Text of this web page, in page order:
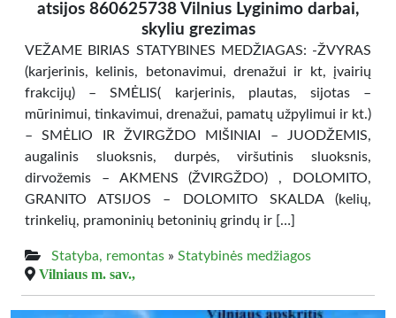
atsijos 860625738 Vilnius Lyginimo darbai,
skyliu grezimas
VEŽAME BIRIAS STATYBINES MEDŽIAGAS: -ŽVYRAS
(karjerinis, kelinis, betonavimui, drenažui ir kt, įvairių
frakcijų) – SMĖLIS( karjerinis, plautas, sijotas –
mūrinimui, tinkavimui, drenažui, pamatų užpylimui ir kt.)
– SMĖLIO IR ŽVIRGŽDO MIŠINIAI – JUODŽEMIS,
augalinis sluoksnis, durpės, viršutinis sluoksnis,
dirvožemis – AKMENS (ŽVIRGŽDO) , DOLOMITO,
GRANITO ATSIJOS – DOLOMITO SKALDA (kelių,
trinkelių, pramoninių betoninių grindų ir […]
Statyba, remontas » Statybinės medžiagos
Vilniaus m. sav.,